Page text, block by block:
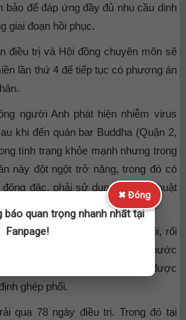
bảo để đáp ứng đầy đủ nhu cầu dinh
giai đoạn hồi phục.
điều trị và Hội đồng chuyên môn sẽ
lần thứ 4 để tiếp tục có phương án
người Anh phát hiện nhiễm virus
khi đến quán bar Buddha (Quận 2,
tình trạng khỏe mạnh nhưng trong
này đột ngột trở nặng, trong đó có
đặc, phải sử dụng đến kỹ thuật
bị phản ứng miễn dịch dữ dội, rối
bác sĩ phải đặt mua thuốc từ nước
nhân này. Bệnh nhân cũng đã được
ghép phổi.
qua 78 ngày điều trị. Trong đó tại
✖ Đóng
báo quan trọng nhanh nhất tại
Fanpage!